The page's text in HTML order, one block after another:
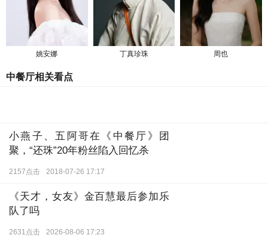
姚安娜 丁真珍珠 周也
中餐厅相关看点
小燕子、五阿哥在《中餐厅》团
聚，“还珠”20年粉丝陷入回忆杀
《天才，女友》金百慧最后参加乐